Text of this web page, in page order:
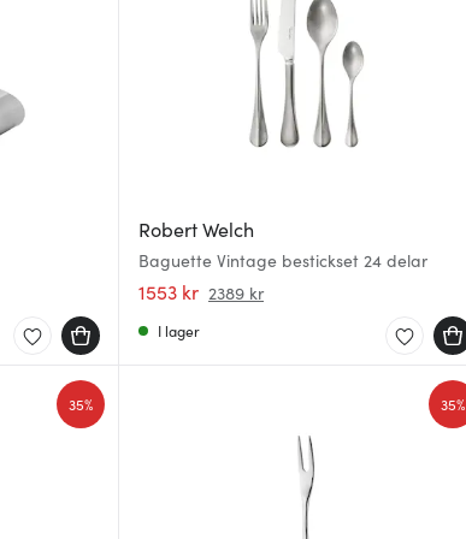
Robert Welch
Baguette Vintage bestickset 24 delar
1553 kr 2389 kr
I lager
35% 35%